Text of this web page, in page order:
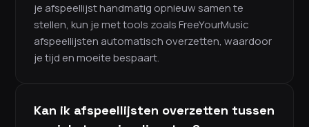
je afspeellijst handmatig opnieuw samen te
stellen, kun je met tools zoals FreeYourMusic
afspeellijsten automatisch overzetten, waardoor
je tijd en moeite bespaart.
Kan ik afspeellijsten overzetten tussen